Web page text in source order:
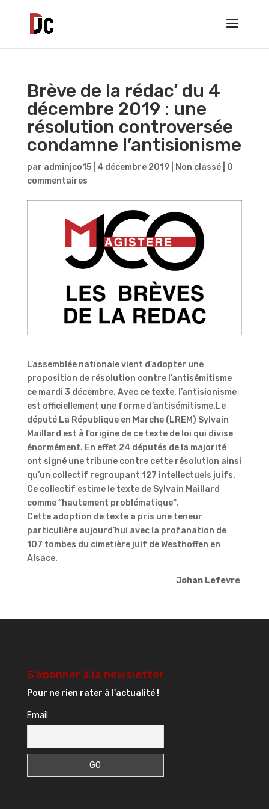
Brève de la rédac’ du 4
décembre 2019 : une
résolution controversée
condamne l’antisionisme
par adminjco15| 4 décembre 2019| Non classé| 0
commentaires
L’assemblée nationale vient d’adopter une
proposition de résolution contre l’antisémitisme
ce mardi 3 décembre. Avec ce texte, l’antisionisme
est officiellement une forme d’antisémitisme.Le
député La République en Marche (LREM) Sylvain
Maillard est à l’origine de ce texte de loi qui divise
énormément. En effet 24 députés de la majorité
ont signé une tribune contre cette résolution ainsi
qu’un collectif regroupant 127 intellectuels juifs.
Ce collectif estime le texte de Sylvain Maillard
comme “hautement problématique“.
Cette adoption de texte a pris une teneur
particulière aujourd’hui avec la profanation de
107 tombes du cimetière juif de Westhoffen en
Alsace.
Johan Lefevre
S’abonner à la newsletter
Pour ne rien rater à l'actualité !
Email